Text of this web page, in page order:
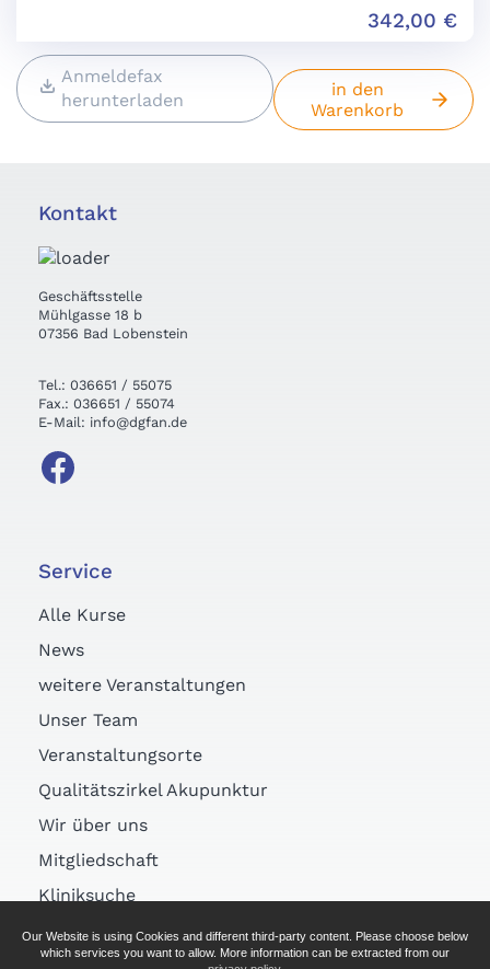
342,00 €
Anmeldefax
herunterladen
in den
Warenkorb
Kontakt
Geschäftsstelle
Mühlgasse 18 b
07356 Bad Lobenstein
Tel.: 036651 / 55075
Fax.: 036651 / 55074
E-Mail: info@dgfan.de
Service
Alle Kurse
News
weitere Veranstaltungen
Unser Team
Veranstaltungsorte
Qualitätszirkel Akupunktur
Wir über uns
Mitgliedschaft
Kliniksuche
Links
Our Website is using Cookies and different third-party content. Please choose below
which services you want to allow. More information can be extracted from our